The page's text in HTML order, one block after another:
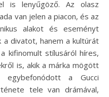
is lenyűgöző. Az olasz
van jelen a piacon, és az
alakot és eseményt
divatot, hanem a kultúrát
kifinomult stílusáról híres,
is, akik a márka mögött
a Gucci
tele van drámával,